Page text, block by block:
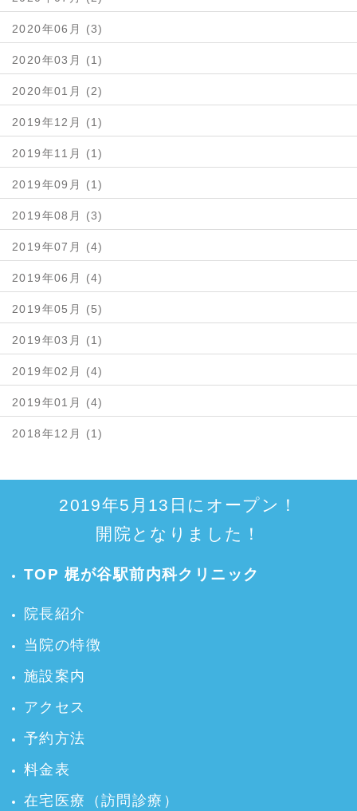
2020年06月 (3)
2020年03月 (1)
2020年01月 (2)
2019年12月 (1)
2019年11月 (1)
2019年09月 (1)
2019年08月 (3)
2019年07月 (4)
2019年06月 (4)
2019年05月 (5)
2019年03月 (1)
2019年02月 (4)
2019年01月 (4)
2018年12月 (1)
2019年5月13日にオープン！
開院となりました！
TOP 梶が谷駅前内科クリニック
院長紹介
当院の特徴
施設案内
アクセス
予約方法
料金表
在宅医療（訪問診療）